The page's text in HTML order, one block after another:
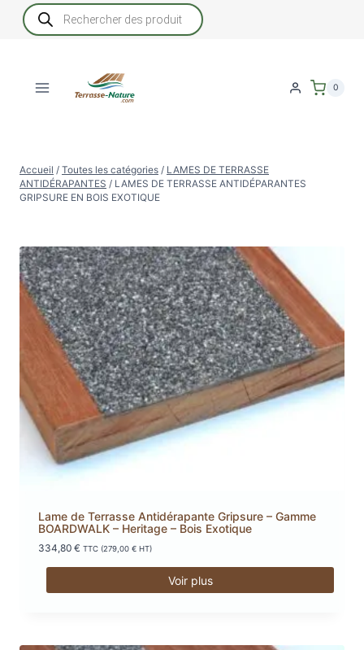
Recherche
de
produits
0
Accueil / Toutes les catégories / LAMES DE TERRASSE
ANTIDÉRAPANTES / LAMES DE TERRASSE ANTIDÉPARANTES
GRIPSURE EN BOIS EXOTIQUE
Lame de Terrasse Antidérapante Gripsure – Gamme
BOARDWALK – Heritage – Bois Exotique
334,80 € TTC (279,00 € HT)
Voir plus